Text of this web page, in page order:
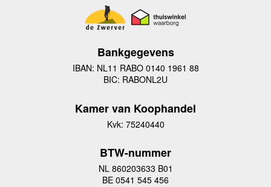
Bankgegevens
IBAN: NL11 RABO 0140 1961 88
BIC: RABONL2U
Kamer van Koophandel
Kvk: 75240440
BTW-nummer
NL 860203633 B01
BE 0541 545 456